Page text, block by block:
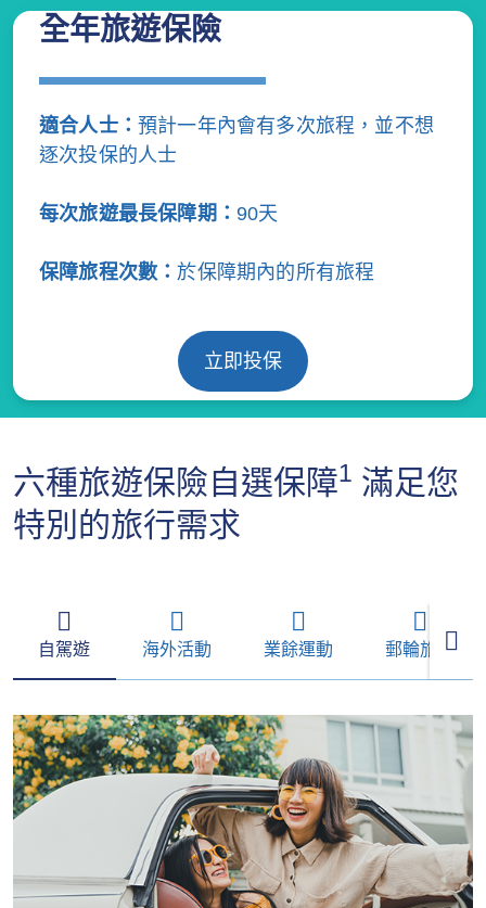
全年旅遊保險
適合人士： 預計一年內會有多次旅程，並不想
逐次投保的人士
每次旅遊最長保障期： 90天
保障旅程次數：於保障期內的所有旅程
立即投保
六種旅遊保險自選保障1 滿足您
特別的旅行需求
自駕遊 海外活動 業餘運動 郵輪旅遊